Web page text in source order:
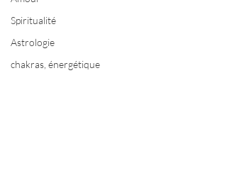
Spiritualité
Astrologie
chakras, énergétique